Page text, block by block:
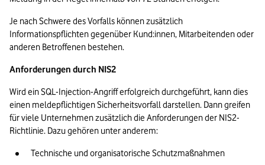
Je nach Schwere des Vorfalls können zusätzlich
Informationspflichten gegenüber Kund:innen, Mitarbeitenden oder
anderen Betroffenen bestehen.
Anforderungen durch NIS2
Wird ein SQL-Injection-Angriff erfolgreich durchgeführt, kann dies
einen meldepflichtigen Sicherheitsvorfall darstellen. Dann greifen
für viele Unternehmen zusätzlich die Anforderungen der NIS2-
Richtlinie. Dazu gehören unter anderem:
Technische und organisatorische Schutzmaßnahmen